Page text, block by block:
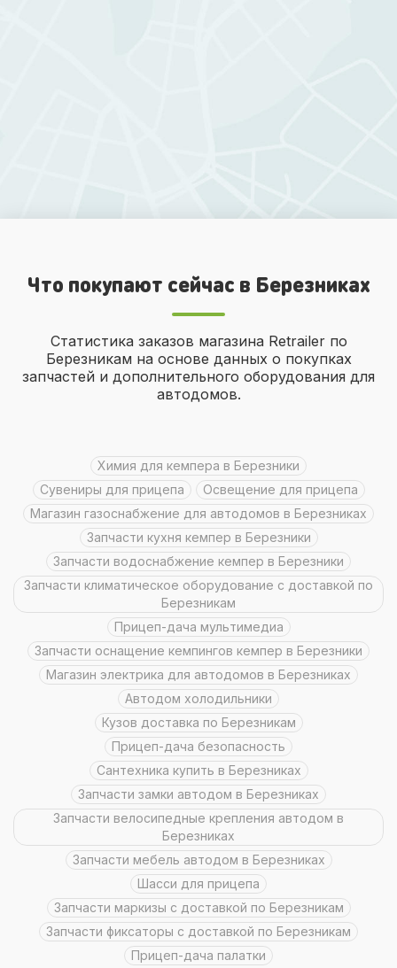
Что покупают сейчас в Березниках
Статистика заказов магазина Retrailer по
Березникам на основе данных о покупках
запчастей и дополнительного оборудования для
автодомов.
химия для кемпера в Березники
сувениры для прицепа
освещение для прицепа
Магазин газоснабжение для автодомов в Березниках
Запчасти кухня кемпер в Березники
Запчасти водоснабжение кемпер в Березники
Запчасти климатическое оборудование с доставкой по
Березникам
Прицеп-дача мультимедиа
Запчасти оснащение кемпингов кемпер в Березники
Магазин электрика для автодомов в Березниках
Автодом холодильники
кузов доставка по Березникам
Прицеп-дача безопасность
сантехника купить в Березниках
Запчасти замки автодом в Березниках
Запчасти велосипедные крепления автодом в
Березниках
Запчасти мебель автодом в Березниках
шасси для прицепа
Запчасти маркизы с доставкой по Березникам
Запчасти фиксаторы с доставкой по Березникам
Прицеп-дача палатки